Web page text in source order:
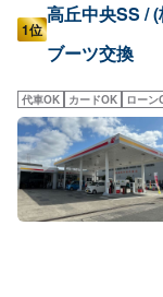
1位
高丘中央SS /
ブーツ交換
代車OK カードOK ローン